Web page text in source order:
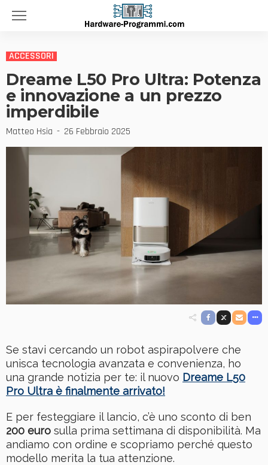
ACCESSORI
Dreame L50 Pro Ultra: Potenza
e innovazione a un prezzo
imperdibile
Matteo Hsia 26 Febbraio 2025
Se stavi cercando un robot aspirapolvere che
unisca tecnologia avanzata e convenienza, ho
una grande notizia per te: il nuovo Dreame L50
Pro Ultra è finalmente arrivato!
E per festeggiare il lancio, c’è uno sconto di ben
200 euro sulla prima settimana di disponibilità. Ma
andiamo con ordine e scopriamo perché questo
modello merita la tua attenzione.